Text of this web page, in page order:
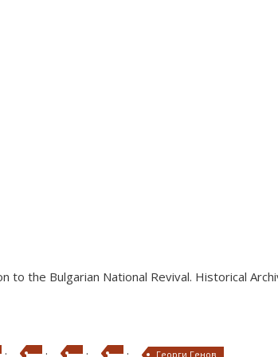
to the Bulgarian National Revival. Historical
· · · · Георги Генов